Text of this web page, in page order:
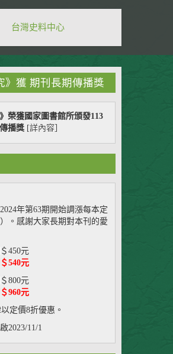
台灣史料中心
》獲 期刊長期傳播獎
榮獲國家圖書館所頒發113
播獎 [詳內容
年第63期開始調漲每本定
。感謝大家長期對本刊的愛
450元
540元
800元
960元
定價8折優惠。
2023/11/1